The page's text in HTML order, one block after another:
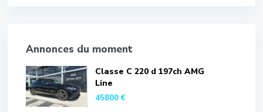
Annonces du moment
Classe C 220 d 197ch AMG
Line
45800 €